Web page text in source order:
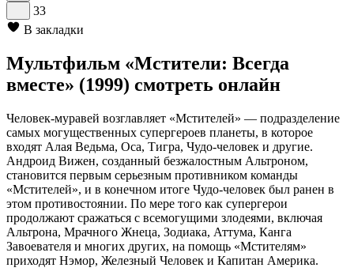
33
В закладки
Мультфильм «Мстители: Всегда
вместе» (1999) смотреть онлайн
Человек-муравей возглавляет «Мстителей» — подразделение
самых могущественных супергероев планеты, в которое
входят Алая Ведьма, Оса, Тигра, Чудо-человек и другие.
Андроид Вижен, созданный безжалостным Альтроном,
становится первым серьезным противником команды
«Мстителей», и в конечном итоге Чудо-человек был ранен в
этом противостоянии. По мере того как супергерои
продолжают сражаться с всемогущими злодеями, включая
Альтрона, Мрачного Жнеца, Зодиака, Аттума, Канга
Завоевателя и многих других, на помощь «Мстителям»
приходят Нэмор, Железный Человек и Капитан Америка.